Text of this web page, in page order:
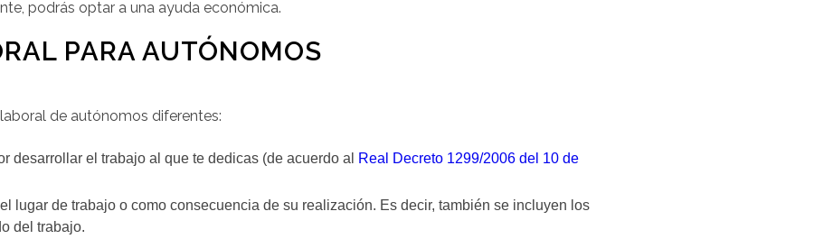
podrás optar a una ayuda económica.
PARA AUTÓNOMOS
de autónomos diferentes:
desarrollar el trabajo al que te dedicas (de acuerdo al
Real Decreto 1299/2006 del 10 de
lugar de trabajo o como consecuencia de su realización. Es decir, también se incluyen los
del trabajo.